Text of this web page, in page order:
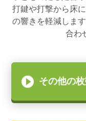
打鍵や打撃から床
の響きを軽減しま
合わ
その他の